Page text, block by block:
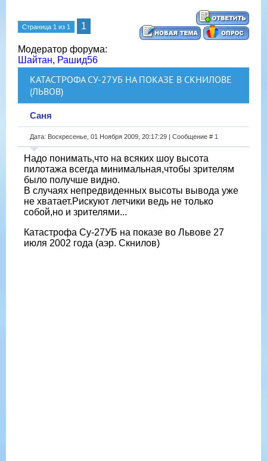
Страница 1 из 1 1
Модератор форума:
Шайтан, Рашид56
КАТАСТРОФА СУ-27УБ НА ПОКАЗЕ В СКНИЛОВЕ
(ЛЬВОВ)
Саня
Дата: Воскресенье, 01 Ноября 2009, 20:17:29 | Сообщение # 1
Надо понимать,что на всяких шоу высота
пилотажа всегда минимальная,чтобы зрителям
было получше видно.
В случаях непредвиденных высоты вывода уже
не хватает.Рискуют летчики ведь не только
собой,но и зрителями...
Катастрофа Су-27УБ на показе во Львове 27
июля 2002 года (аэр. Скнилов)